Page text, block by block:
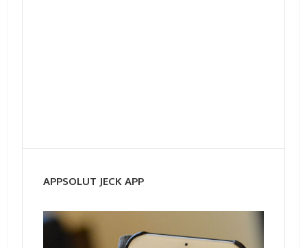
APPSOLUT JECK APP